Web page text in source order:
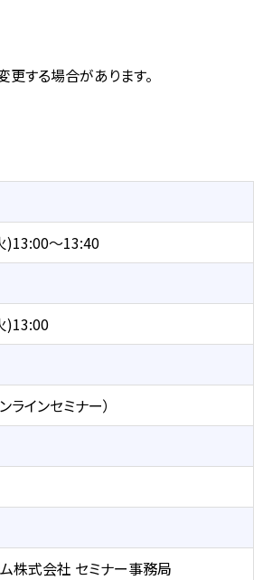
する場合があります。
)13:00～13:40
)13:00
ラインセミナー）
株式会社 セミナー事務局